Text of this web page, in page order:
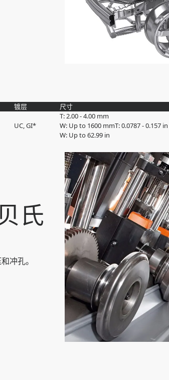
镀层 尺寸
UC, GI*
T: 2.00 - 4.00 mm
W: Up to 1600 mmT: 0.0787 - 0.157 in
W: Up to 62.99 in
氏
冲孔。